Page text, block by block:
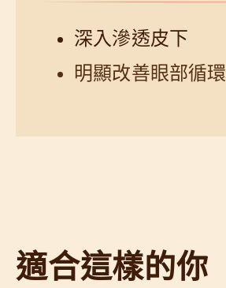
深入滲透皮下
明顯改善眼部循環
適合這樣的你